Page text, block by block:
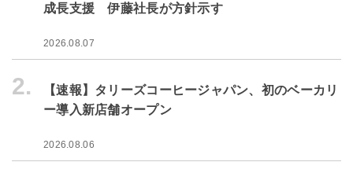
成長支援 伊藤社長が方針示す
2026.08.07
2.
【速報】タリーズコーヒージャパン、初のベーカリ
ー導入新店舗オープン
2026.08.06